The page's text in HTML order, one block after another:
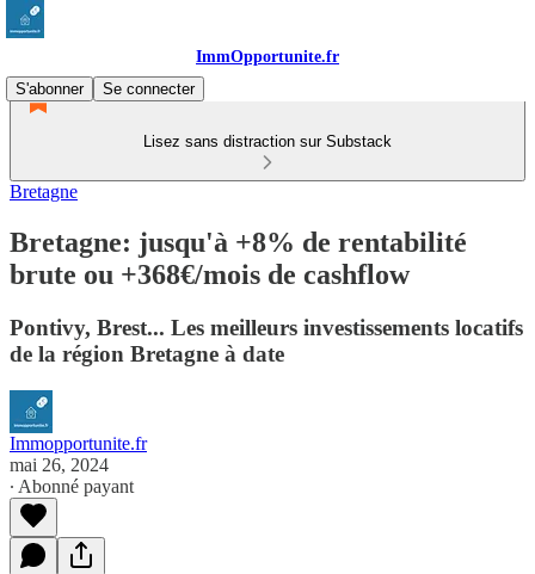
ImmOpportunite.fr
S'abonner
Se connecter
Lisez sans distraction sur Substack
Bretagne
Bretagne: jusqu'à +8% de rentabilité
brute ou +368€/mois de cashflow
Pontivy, Brest... Les meilleurs investissements locatifs
de la région Bretagne à date
Immopportunite.fr
mai 26, 2024
∙ Abonné payant